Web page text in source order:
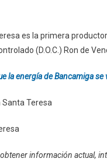
es la primera
(D.O.C.) Ron de
la energía de Bancamiga
Santa Teresa
información actual,